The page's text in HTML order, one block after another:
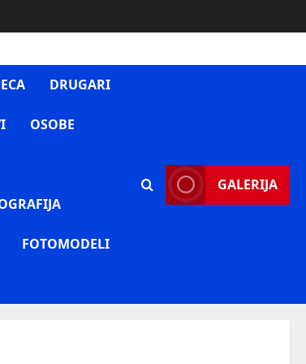
DRUGARI
OSOBE
FOTOMODELI
GALERIJA